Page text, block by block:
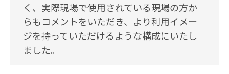
く、実際現場で使用されている現場の方か
らもコメントをいただき、より利用イメー
ジを持っていただけるような構成にいたし
ました。